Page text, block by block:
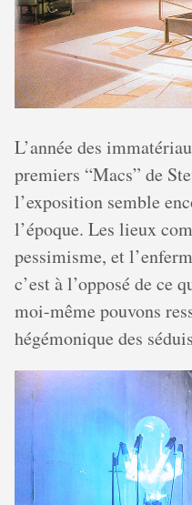
L’année des
premiers “Macs” de
l’exposition semble
l’époque. Les lieux
pessimisme, et
c’est à l’opposé de ce
moi-même pouvons
hégémonique des